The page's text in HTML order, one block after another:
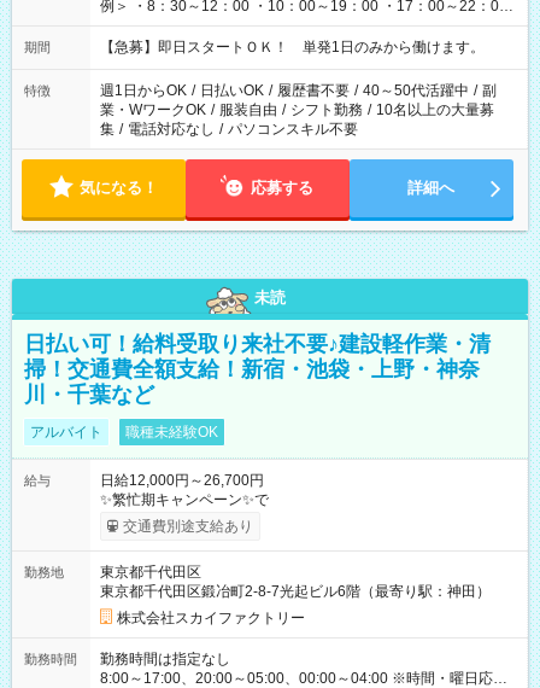
例＞ ・8：30～12：00 ・10：00～19：00 ・17：00～22：00
・13：00～22：00 ・22：00～翌6：00 など
期間 【急募】即日スタートＯＫ！ 単発1日のみから働けます。
特徴 週1日からOK / 日払いOK / 履歴書不要 / 40～50代活躍中 / 副
業・WワークOK / 服装自由 / シフト勤務 / 10名以上の大量募
集 / 電話対応なし / パソコンスキル不要
気になる！ 応募する 詳細へ
未読
日払い可！給料受取り来社不要♪建設軽作業・清
掃！交通費全額支給！新宿・池袋・上野・神奈
川・千葉など
アルバイト 職種未経験OK
給与
日給12,000円～26,700円
✨繁忙期キャンペーン✨で
交通費別途支給あり
勤務地
東京都千代田区
東京都千代田区鍛冶町2-8-7光起ビル6階（最寄り駅：神田）
株式会社スカイファクトリー
勤務時間
勤務時間は指定なし
8:00～17:00、20:00～05:00、00:00～04:00 ※時間・曜日応相